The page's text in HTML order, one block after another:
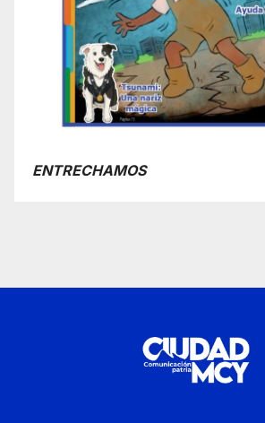
ENTRECHAMOS